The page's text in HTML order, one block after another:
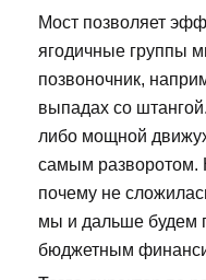
Мост позволяет
ягодичные группы
позвоночник,
выпадах со
либо мощной
самым разворотом.
почему не
мы и дальше будем
бюджетным